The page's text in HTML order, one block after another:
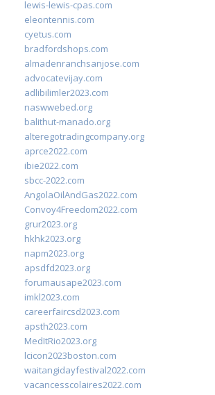
lewis-lewis-cpas.com
eleontennis.com
cyetus.com
bradfordshops.com
almadenranchsanjose.com
advocatevijay.com
adlibilimler2023.com
naswwebed.org
balithut-manado.org
alteregotradingcompany.org
aprce2022.com
ibie2022.com
sbcc-2022.com
AngolaOilAndGas2022.com
Convoy4Freedom2022.com
grur2023.org
hkhk2023.org
napm2023.org
apsdfd2023.org
forumausape2023.com
imkl2023.com
careerfaircsd2023.com
apsth2023.com
MedItRio2023.org
lcicon2023boston.com
waitangidayfestival2022.com
vacancesscolaires2022.com